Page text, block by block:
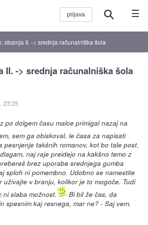
☰
stopnja II. -> srednja računalniška šola
II. -> srednja računalniška šola
23:25
po dolgem času malce primigal nazaj na
sem ga obiskoval, le časa za napisati
pesnjenje takšnih romanov, kot bo tale post.
naj raje preidejo na kakšno temo z
brez uporabe srednjega gumba
sploh ni pomembno. Udobno se namestite
uživajte v branju, kolikor je to mogoče. Tudi
slaba možnost.
Bi bil že čas, da
spesnim kaj resnega, mar ne? - Saj vem.